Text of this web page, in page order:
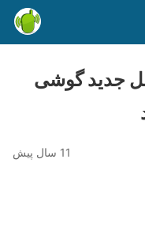
جدید گوشی
11 سال پیش